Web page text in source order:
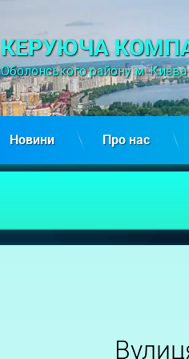
КЕРУЮЧА
Оболонського району м. Києва
Новини Про нас